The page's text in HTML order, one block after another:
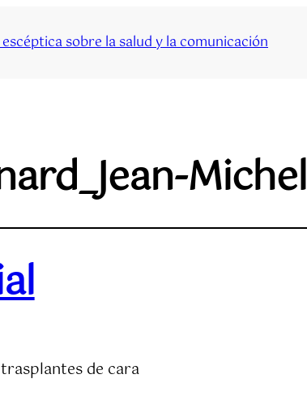
sobre la salud y la comunicación
Michel
de cara